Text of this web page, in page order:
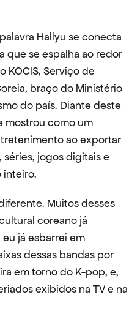
Hallyu se conecta
que se espalha ao redor
KOCIS, Serviço de
braço do Ministério
do país. Diante deste
mostrou como um
ao exportar
jogos digitais e
inteiro.
Muitos desses
coreano já
já esbarrei em
dessas bandas por
em torno do K-pop, e,
exibidos na TV e na